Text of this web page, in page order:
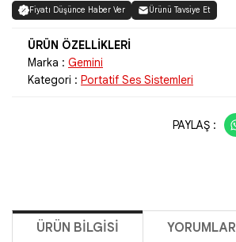
Fiyatı Düşünce Haber Ver Ürünü Tavsiye Et
Marka : Gemini
Kategori : Portatif Ses Sistemleri
PAYLAŞ :
ÜRÜN BILGISI YORUMLAR